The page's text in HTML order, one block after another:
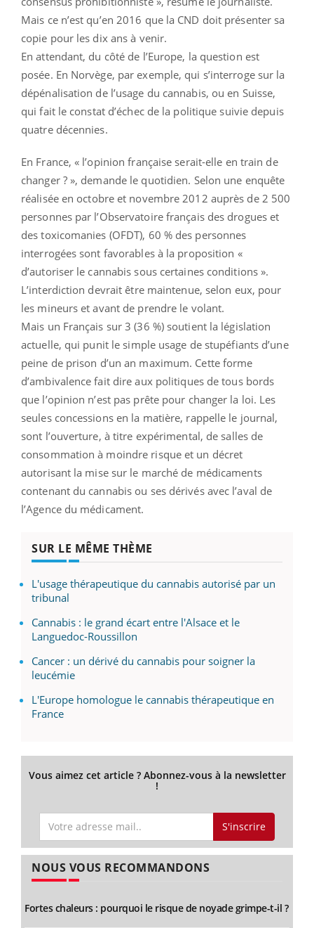
Mais ce n’est qu’en 2016 que la CND doit présenter sa
copie pour les dix ans à venir.
En attendant, du côté de l’Europe, la question est
posée. En Norvège, par exemple, qui s’interroge sur la
dépénalisation de l’usage du cannabis, ou en Suisse,
qui fait le constat d’échec de la politique suivie depuis
quatre décennies.
En France, « l’opinion française serait-elle en train de
changer ? », demande le quotidien. Selon une enquête
réalisée en octobre et novembre 2012 auprès de 2 500
personnes par l’Observatoire français des drogues et
des toxicomanies (OFDT), 60 % des personnes
interrogées sont favorables à la proposition «
d’autoriser le cannabis sous certaines conditions ».
L’interdiction devrait être maintenue, selon eux, pour
les mineurs et avant de prendre le volant.
Mais un Français sur 3 (36 %) soutient la législation
actuelle, qui punit le simple usage de stupéfiants d’une
peine de prison d’un an maximum. Cette forme
d’ambivalence fait dire aux politiques de tous bords
que l’opinion n’est pas prête pour changer la loi. Les
seules concessions en la matière, rappelle le journal,
sont l’ouverture, à titre expérimental, de salles de
consommation à moindre risque et un décret
autorisant la mise sur le marché de médicaments
contenant du cannabis ou ses dérivés avec l’aval de
l’Agence du médicament.
SUR LE MÊME THÈME
L'usage thérapeutique du cannabis autorisé par un
tribunal
Cannabis : le grand écart entre l'Alsace et le
Languedoc-Roussillon
Cancer : un dérivé du cannabis pour soigner la
leucémie
L'Europe homologue le cannabis thérapeutique en
France
Vous aimez cet article ? Abonnez-vous à la newsletter
!
S'inscrire
NOUS VOUS RECOMMANDONS
Fortes chaleurs : pourquoi le risque de noyade grimpe-t-il ?